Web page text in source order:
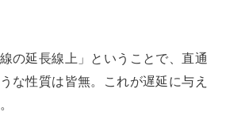
の延長線上」ということで、直通
な性質は皆無。これが遅延に与え